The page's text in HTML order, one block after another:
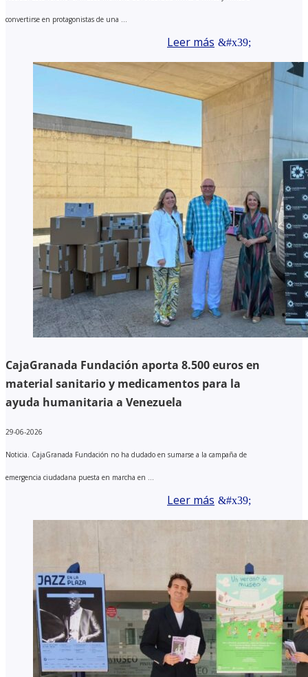
convertirse en protagonistas de una ...
Leer más
CajaGranada Fundación aporta 8.500 euros en
material sanitario y medicamentos para la
ayuda humanitaria a Venezuela
29-06-2026
Noticia. CajaGranada Fundación no ha dudado en sumarse a la campaña de
emergencia ciudadana puesta en marcha en ...
Leer más